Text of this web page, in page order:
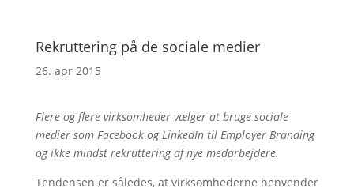
Rekruttering på de sociale medier
26. apr 2015
Flere og flere virksomheder vælger at bruge sociale
medier som Facebook og LinkedIn til Employer Branding
og ikke mindst rekruttering af nye medarbejdere.
Tendensen er således, at virksomhederne henvender